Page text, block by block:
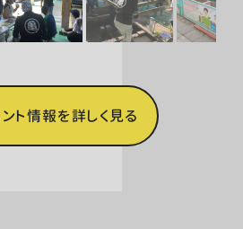
ト情報を詳しく見る